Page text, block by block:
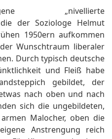
„nivellierte
die der Soziologe Helmut
1950ern aufkommen
Wunschtraum liberaler
Durch typisch deutsche
und Fleiß habe
gebildet, der
nach oben und nach
sich die ungebildeten,
Malocher, oben die
Anstrengung reich